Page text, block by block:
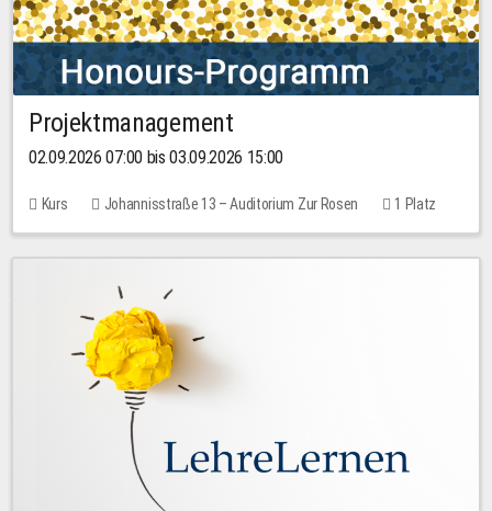
Projektmanagement
02.09.2026 07:00 bis 03.09.2026 15:00
Kurs Johannisstraße 13 – Auditorium Zur Rosen 1 Platz